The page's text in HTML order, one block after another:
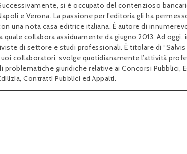
si è occupato del contenzioso
e Verona. La passione per l’editoria gli ha
una nota casa editrice italiana. È autore di
quale collabora assiduamente da giugno 2013. Ad
di settore e studi professionali. È titolare di “Salvis
collaboratori, svolge quotidianamente l’attività
problematiche giuridiche relative ai Concorsi Pubblici,
Contratti Pubblici ed Appalti.